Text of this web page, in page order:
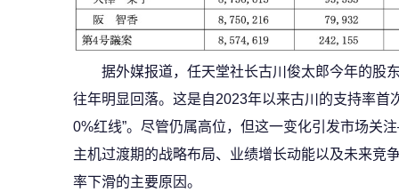
据外媒报道，任天堂社长古川俊太郎今年的股
往年明显回落。这是自2023年以来古川的支持率首
0%红线”。尽管仍属高位，但这一变化引发市场
主机过渡期的战略布局、业绩增长动能以及未来竞
率下滑的主要原因。